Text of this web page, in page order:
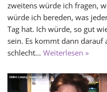
zweitens würde ich fragen,
würde ich bereden, was
Tag hat. Ich würde, so gut
sein. Es kommt dann darauf
schlecht… Weiterlesen »